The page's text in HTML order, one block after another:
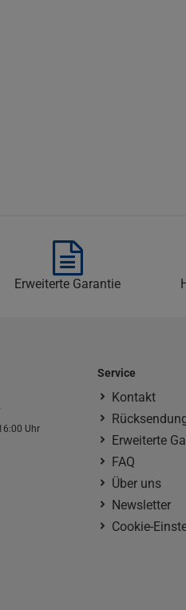
Erweiterte Garantie
Uhr
Service
Kontakt
Erweiterte
FAQ
Über uns
Newsletter
Cookie-